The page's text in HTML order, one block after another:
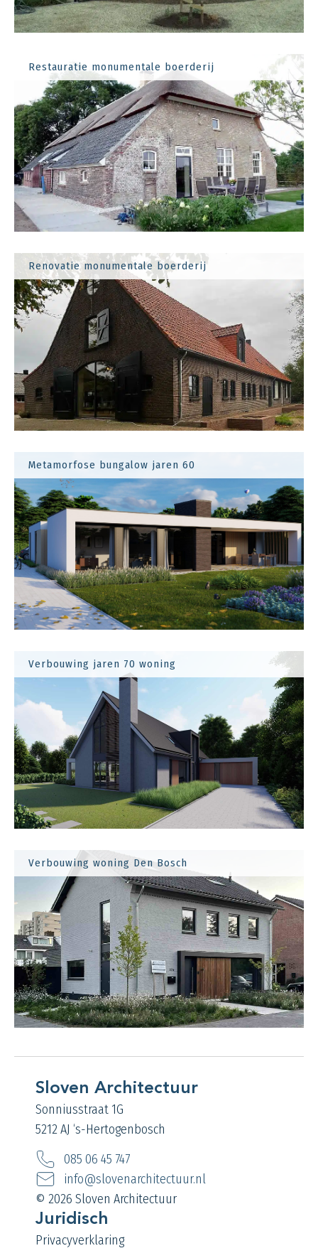
Restauratie monumentale boerderij
Renovatie monumentale boerderij
Metamorfose bungalow jaren 60
Verbouwing jaren 70 woning
Verbouwing woning Den Bosch
Sloven Architectuur
Sonniusstraat 1G
5212 AJ ‘s-Hertogenbosch
085 06 45 747
info@slovenarchitectuur.nl
© 2026 Sloven Architectuur
Juridisch
Privacyverklaring